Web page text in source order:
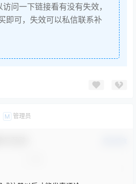
问一下链接看有没有失效，
即可，失效可以私信联系补
M 管理员